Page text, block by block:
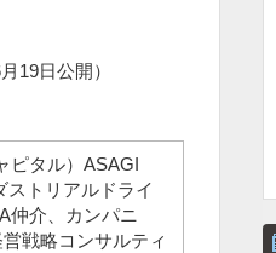
19日公開）
ピタル）ASAGI
ストリアルドライ
仲介、カンパニ
戦略コンサルティ